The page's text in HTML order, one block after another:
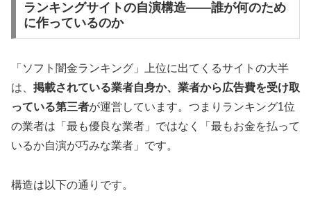
ランキングサイトの自演構造——誰が何のため
に作っているのか
「ソフト闇金ランキング」上位に出てくるサイトの大半
は、 掲載されている業者自身か、業者から広告費を受け取
っている第三者が運営しています。つまりランキング1位
の業者は「最も優良な業者」ではなく「最もお金を払って
いるか自演が巧みな業者」です。
構造は以下の通りです。